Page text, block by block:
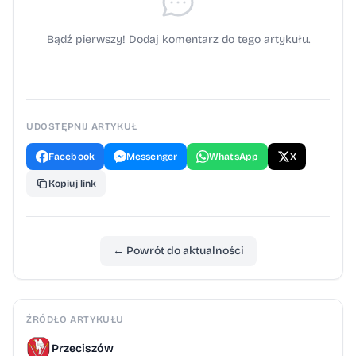
Bądź pierwszy! Dodaj komentarz do tego artykułu.
UDOSTĘPNIJ ARTYKUŁ
Facebook Messenger WhatsApp X
Kopiuj link
← Powrót do aktualności
ŹRÓDŁO ARTYKUŁU
Przeciszów